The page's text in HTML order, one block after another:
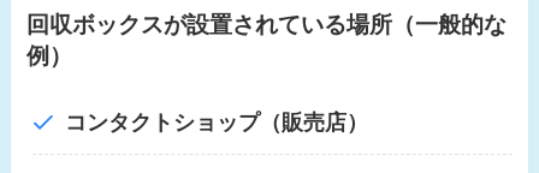
回収ボックスが設置されている場所（一般的な
例）
コンタクトショップ（販売店）